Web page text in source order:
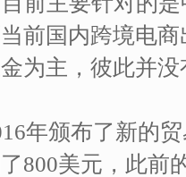
前国内跨境电
为主，彼此并
年颁布了新的
800美元，此前